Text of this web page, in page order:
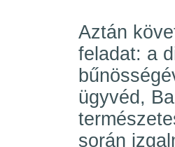
Aztán
feladat: a
ügyvéd,
során